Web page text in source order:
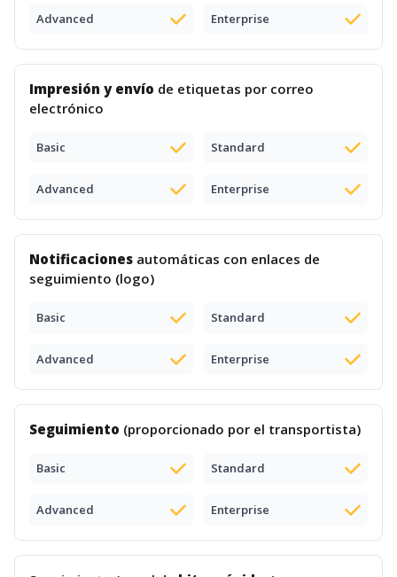
Advanced Enterprise
Impresión y envío de etiquetas por correo
electrónico
Basic Standard
Advanced Enterprise
Notificaciones automáticas con enlaces de
seguimiento (logo)
Basic Standard
Advanced Enterprise
Seguimiento (proporcionado por el transportista)
Basic Standard
Advanced Enterprise